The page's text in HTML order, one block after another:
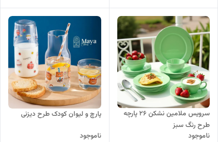
سرویس ملامین نشکن 26 پارچه
طرح رنگ سبز
ناموجود
پارچ و لیوان کودک طرح دیزنی
ناموجود